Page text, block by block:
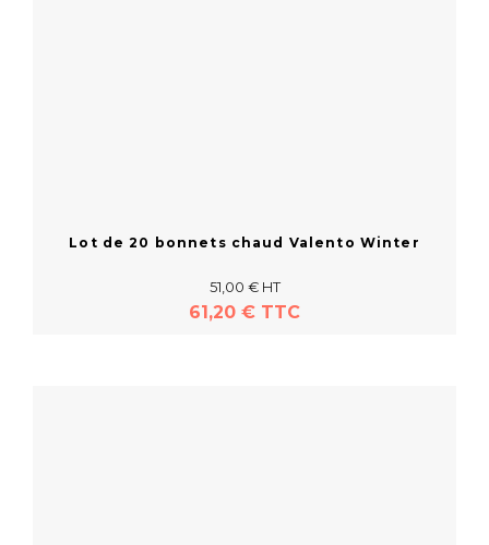
Lot de 20 bonnets chaud Valento Winter
51,00 € HT
61,20 € TTC